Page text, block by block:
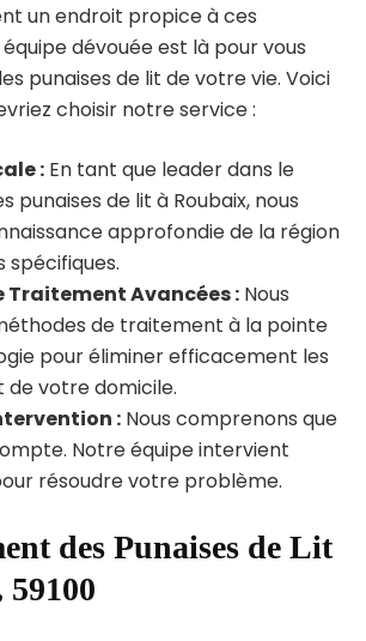
un endroit propice à ces
dévouée est là pour vous
punaises de lit de votre vie. Voici
choisir notre service :
: En tant que leader dans le
punaises de lit à Roubaix, nous
approfondie de la région
spécifiques.
Traitement Avancées : Nous
de traitement à la pointe
pour éliminer efficacement les
de votre domicile.
: Nous comprenons que
Notre équipe intervient
résoudre votre problème.
des Punaises de Lit